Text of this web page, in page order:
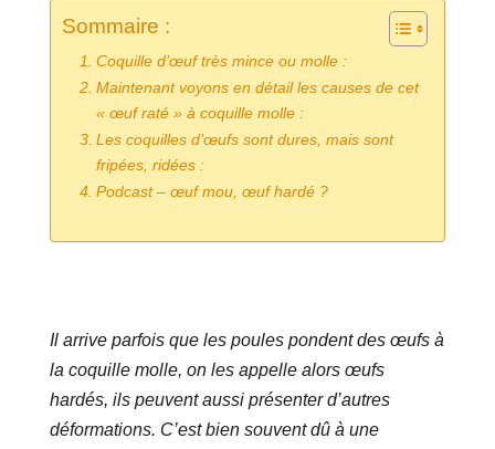
Sommaire :
Coquille d’œuf très mince ou molle :
Maintenant voyons en détail les causes de cet
« œuf raté » à coquille molle :
Les coquilles d’œufs sont dures, mais sont
fripées, ridées :
Podcast – œuf mou, œuf hardé ?
Il arrive parfois que les poules pondent des œufs à
la coquille molle, on les appelle alors œufs
hardés, ils peuvent aussi présenter d’autres
déformations. C’est bien souvent dû à une